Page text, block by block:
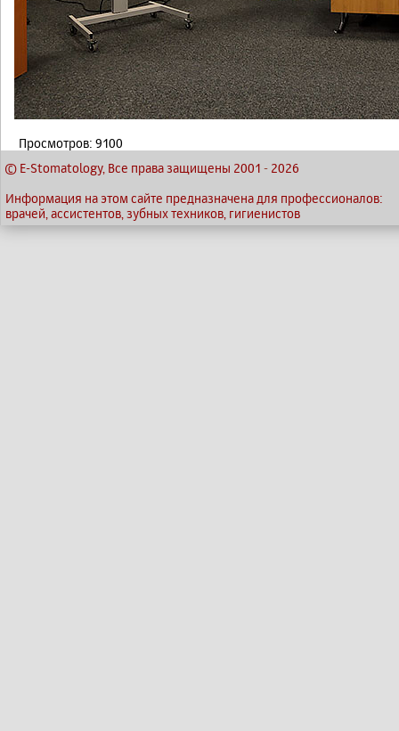
Просмотров: 9100
© E-Stomatology, Все права защищены 2001 - 2026
Информация на этом сайте предназначена для профессионалов:
врачей, ассистентов, зубных техников, гигиенистов